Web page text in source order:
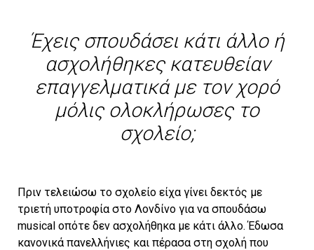
Έχεις σπουδάσει κάτι άλλο ή
ασχολήθηκες κατευθείαν
επαγγελματικά με τον χορό
μόλις ολοκλήρωσες το
σχολείο;
Πριν τελειώσω το σχολείο είχα γίνει δεκτός με
τριετή υποτροφία στο Λονδίνο για να σπουδάσω
musical οπότε δεν ασχολήθηκα με κάτι άλλο. Έδωσα
κανονικά πανελλήνιες και πέρασα στη σχολή που